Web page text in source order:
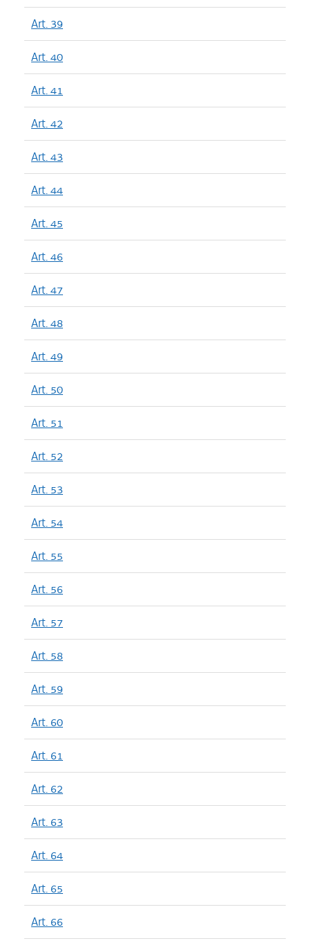
Art. 39
Art. 40
Art. 41
Art. 42
Art. 43
Art. 44
Art. 45
Art. 46
Art. 47
Art. 48
Art. 49
Art. 50
Art. 51
Art. 52
Art. 53
Art. 54
Art. 55
Art. 56
Art. 57
Art. 58
Art. 59
Art. 60
Art. 61
Art. 62
Art. 63
Art. 64
Art. 65
Art. 66